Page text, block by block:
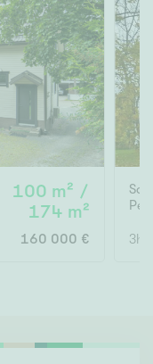
100 m² /
174 m²
autotalli + varasto
160 000 € 3h,